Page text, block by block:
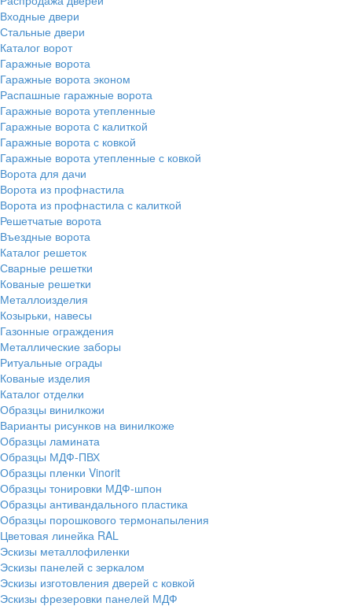
Входные двери
Стальные двери
Каталог ворот
Гаражные ворота
Гаражные ворота эконом
Распашные гаражные ворота
Гаражные ворота утепленные
Гаражные ворота c калиткой
Гаражные ворота с ковкой
Гаражные ворота утепленные с ковкой
Ворота для дачи
Ворота из профнастила
Ворота из профнастила с калиткой
Решетчатые ворота
Въездные ворота
Каталог решеток
Сварные решетки
Кованые решетки
Металлоизделия
Козырьки, навесы
Газонные ограждения
Металлические заборы
Ритуальные ограды
Кованые изделия
Каталог отделки
Образцы винилкожи
Варианты рисунков на винилкоже
Образцы ламината
Образцы МДФ-ПВХ
Образцы пленки Vinorit
Образцы тонировки МДФ-шпон
Образцы антивандального пластика
Образцы порошкового термонапыления
Цветовая линейка RAL
Эскизы металлофиленки
Эскизы панелей с зеркалом
Эскизы изготовления дверей с ковкой
Эскизы фрезеровки панелей МДФ